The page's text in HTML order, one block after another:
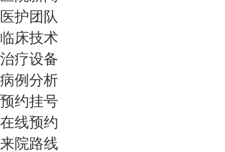
医护团队
临床技术
治疗设备
病例分析
预约挂号
在线预约
来院路线